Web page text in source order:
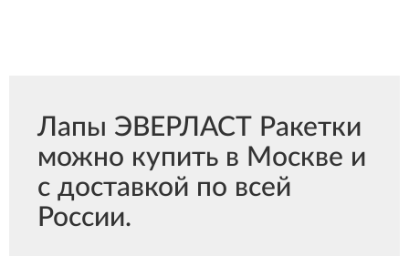
Лапы ЭВЕРЛАСТ Ракетки
можно купить в Москве и
с доставкой по всей
России.